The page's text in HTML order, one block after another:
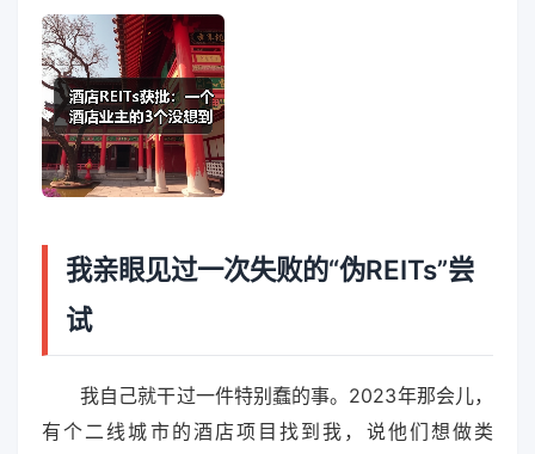
我亲眼见过一次失败的“伪REITs”尝
试
我自己就干过一件特别蠢的事。2023年那会儿，
有个二线城市的酒店项目找到我，说他们想做类